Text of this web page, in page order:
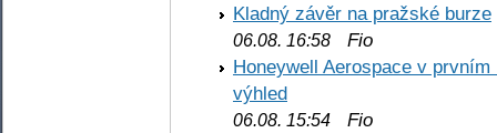
Kladný závěr na pražské burze
06.08. 16:58 Fio
Honeywell Aerospace v
výhled
06.08. 15:54 Fio